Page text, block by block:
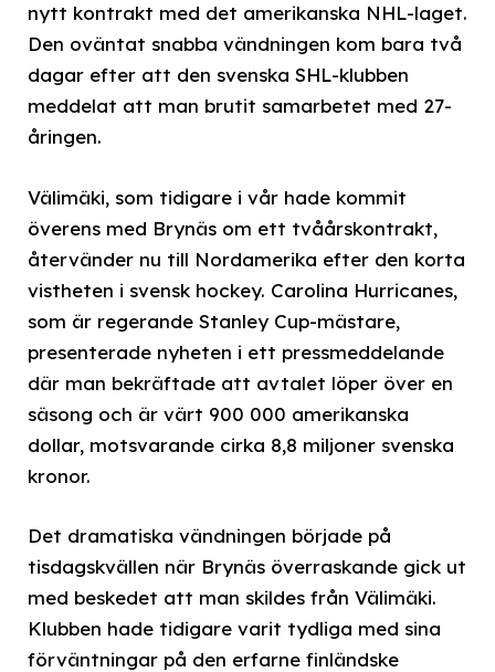
nytt kontrakt med det amerikanska NHL-laget.
Den oväntat snabba vändningen kom bara två
dagar efter att den svenska SHL-klubben
meddelat att man brutit samarbetet med 27-
åringen.
Välimäki, som tidigare i vår hade kommit
överens med Brynäs om ett tvåårskontrakt,
återvänder nu till Nordamerika efter den korta
vistheten i svensk hockey. Carolina Hurricanes,
som är regerande Stanley Cup-mästare,
presenterade nyheten i ett pressmeddelande
där man bekräftade att avtalet löper över en
säsong och är värt 900 000 amerikanska
dollar, motsvarande cirka 8,8 miljoner svenska
kronor.
Det dramatiska vändningen började på
tisdagskvällen när Brynäs överraskande gick ut
med beskedet att man skildes från Välimäki.
Klubben hade tidigare varit tydliga med sina
förväntningar på den erfarne finländske